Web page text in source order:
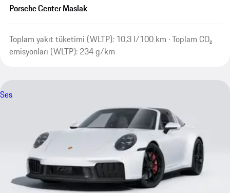
Porsche Center Maslak
Toplam yakıt tüketimi (WLTP): 10,3 l/100 km · Toplam CO₂
emisyonları (WLTP): 234 g/km
Ses